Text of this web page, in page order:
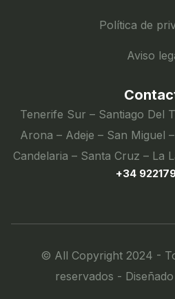
Política de
Aviso
Tenerife Sur – Santiago Del
Arona – Adeje – San Miguel
Candelaria – Santa Cruz – La
+34
© All Copyright 2024 -
reservados -